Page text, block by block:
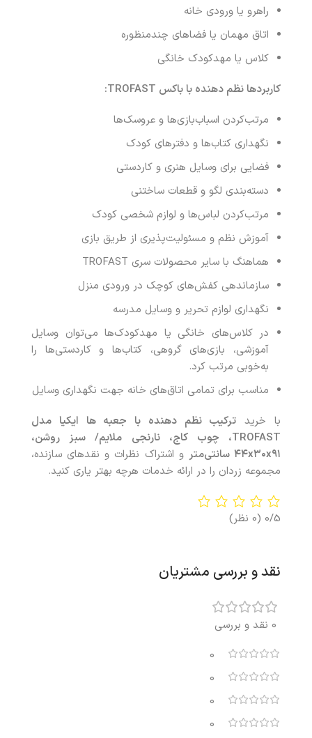
راهرو یا ورودی خانه
اتاق مهمان یا فضاهای چندمنظوره
کلاس یا مهدکودک خانگی
کاربردها نظم دهنده با باکس TROFAST:
مرتب‌کردن اسباب‌بازی‌ها و عروسک‌ها
نگهداری کتاب‌ها و دفترهای کودک
فضایی برای وسایل هنری و کاردستی
دسته‌بندی لگو و قطعات ساختنی
مرتب‌کردن لباس‌ها و لوازم شخصی کودک
آموزش نظم و مسئولیت‌پذیری از طریق بازی
هماهنگ با سایر محصولات سری TROFAST
سازماندهی کفش‌های کوچک در ورودی منزل
نگهداری لوازم تحریر و وسایل مدرسه
در کلاس‌های خانگی یا مهدکودک‌ها می‌توان وسایل
آموزشی، بازی‌های گروهی، کتاب‌ها و کاردستی‌ها را
به‌خوبی مرتب کرد.
مناسب برای تمامی اتاق‌های خانه جهت نگهداری وسایل
با خرید ترکیب نظم‌ دهنده با جعبه ها ایکیا مدل
TROFAST، چوب کاج، نارنجی ملایم/ سبز روشن،
۴۴x۳۰x۹۱ سانتی‌متر و اشتراک نظرات و نقدهای سازنده،
مجموعه زردان را در ارائه خدمات هرچه بهتر یاری کنید.
0/5 (0 نظر)
نقد و بررسی مشتریان
0 نقد و بررسی
0
0
0
0